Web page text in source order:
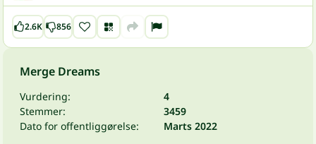
2.6K 856
Merge Dreams
Vurdering:
4
Stemmer:
3459
Dato for offentliggørelse:
Marts 2022